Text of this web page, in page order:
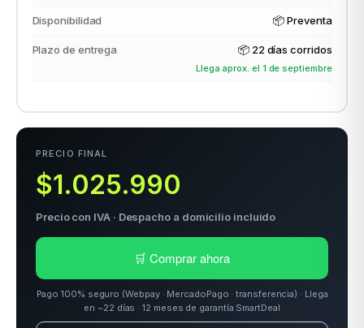
Disponibilidad 📦 Preventa
Plazo de entrega 📦 22 días corridos
Llega aprox. el 1 de septiembre
PRECIO FINAL
$1.025.990
Precio con IVA · Despacho a domicilio incluido
🛒 Comprar ahora
Pago 100% seguro (Webpay · MercadoPago · transferencia) · Llega
en ~22 días · 12 meses de garantía SmartDeal